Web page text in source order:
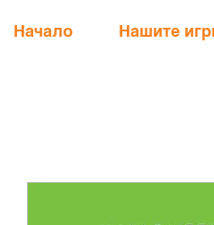
Начало Нашите